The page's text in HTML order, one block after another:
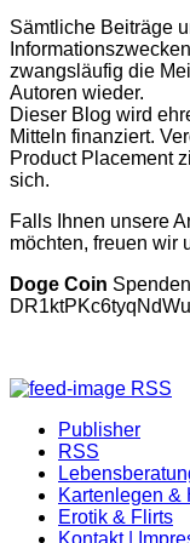
Sämtliche Beiträge
zwangsläufig die
Autoren wieder.
Dieser Blog wird
Mitteln finanziert.
Product Placement
sich.
Falls Ihnen unsere
möchten, freuen wir
Doge Coin
RSS
Publisher
RSS
Kartenlegen &
Erotik & Flirts